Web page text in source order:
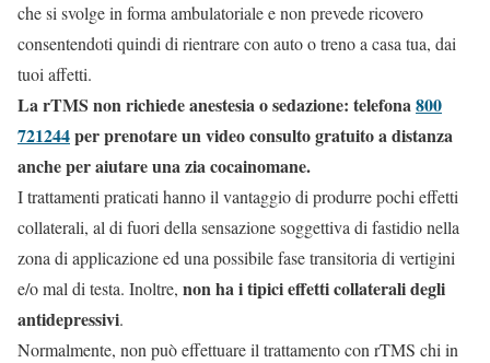
che si svolge in forma ambulatoriale e non prevede ricovero
consentendoti quindi di rientrare con auto o treno a casa tua, dai
tuoi affetti.
La rTMS non richiede anestesia o sedazione: telefona800
721244per prenotare un video consulto gratuito a distanza
anche per aiutare una zia cocainomane.
I trattamenti praticati hanno il vantaggio di produrre pochi effetti
collaterali, al di fuori della sensazione soggettiva di fastidio nella
zona di applicazione ed una possibile fase transitoria di vertigini
e/o mal di testa. Inoltre, non ha i tipici effetti collaterali degli
antidepressivi.
Normalmente, non può effettuare il trattamento con rTMS chi in